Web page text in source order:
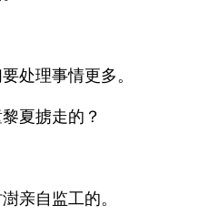
处理事情更多。
夏掳走的？
亲自监工的。